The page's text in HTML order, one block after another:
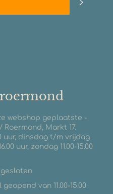
webshop geplaatste -
Markt 17.
uur, dinsdag t/m vrijdag
uur, zondag 11.00-15.00
gesloten
van 11.00-15.00